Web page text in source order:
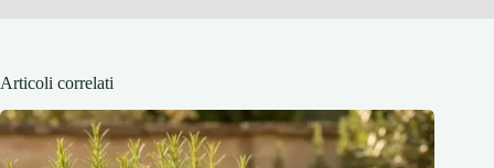
Articoli correlati